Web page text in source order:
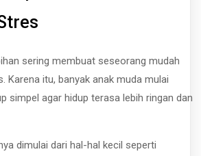
sering membuat seseorang mudah
Karena itu, banyak anak muda mulai
simpel agar hidup terasa lebih ringan dan
dimulai dari hal-hal kecil seperti